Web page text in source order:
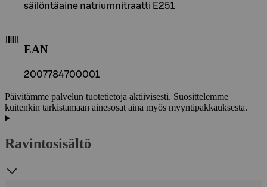
säilöntäaine natriumnitraatti E251
EAN
2007784700001
Päivitämme palvelun tuotetietoja aktiivisesti. Suosittelemme
kuitenkin tarkistamaan ainesosat aina myös myyntipakkauksesta.
Ravintosisältö